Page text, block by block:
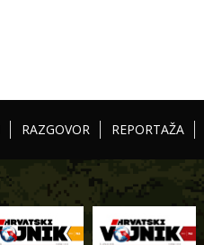
RAZGOVOR REPORTAŽA